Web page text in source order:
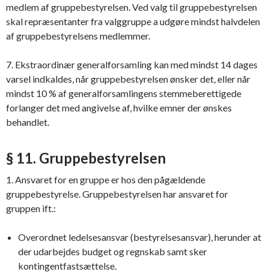
medlem af gruppebestyrelsen. Ved valg til gruppebestyrelsen
skal repræsentanter fra valggruppe a udgøre mindst halvdelen
af gruppebestyrelsens medlemmer.
7. Ekstraordinær generalforsamling kan med mindst 14 dages
varsel indkaldes, når gruppebestyrelsen ønsker det, eller når
mindst 10 % af generalforsamlingens stemmeberettigede
forlanger det med angivelse af, hvilke emner der ønskes
behandlet.
§ 11. Gruppebestyrelsen
1. Ansvaret for en gruppe er hos den pågældende
gruppebestyrelse. Gruppebestyrelsen har ansvaret for
gruppen ift.:
Overordnet ledelsesansvar (bestyrelsesansvar), herunder at
der udarbejdes budget og regnskab samt sker
kontingentfastsættelse.